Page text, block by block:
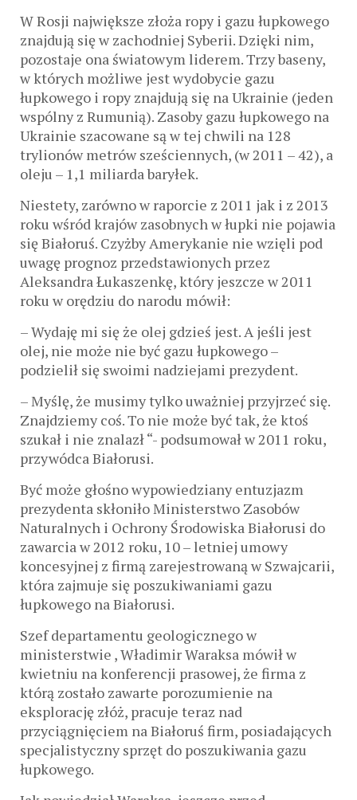
W Rosji największe złoża ropy i gazu łupkowego
znajdują się w zachodniej Syberii. Dzięki nim,
pozostaje ona światowym liderem. Trzy baseny,
w których możliwe jest wydobycie gazu
łupkowego i ropy znajdują się na Ukrainie (jeden
wspólny z Rumunią). Zasoby gazu łupkowego na
Ukrainie szacowane są w tej chwili na 128
trylionów metrów sześciennych, (w 2011 – 42), a
oleju – 1,1 miliarda baryłek.
Niestety, zarówno w raporcie z 2011 jak i z 2013
roku wśród krajów zasobnych w łupki nie pojawia
się Białoruś. Czyżby Amerykanie nie wzięli pod
uwagę prognoz przedstawionych przez
Aleksandra Łukaszenkę, który jeszcze w 2011
roku w orędziu do narodu mówił:
– Wydaję mi się że olej gdzieś jest. A jeśli jest
olej, nie może nie być gazu łupkowego –
podzielił się swoimi nadziejami prezydent.
– Myślę, że musimy tylko uważniej przyjrzeć się.
Znajdziemy coś. To nie może być tak, że ktoś
szukał i nie znalazł “- podsumował w 2011 roku,
przywódca Białorusi.
Być może głośno wypowiedziany entuzjazm
prezydenta skłoniło Ministerstwo Zasobów
Naturalnych i Ochrony Środowiska Białorusi do
zawarcia w 2012 roku, 10 – letniej umowy
koncesyjnej z firmą zarejestrowaną w Szwajcarii,
która zajmuje się poszukiwaniami gazu
łupkowego na Białorusi.
Szef departamentu geologicznego w
ministerstwie , Władimir Waraksa mówił w
kwietniu na konferencji prasowej, że firma z
którą zostało zawarte porozumienie na
eksplorację złóż, pracuje teraz nad
przyciągnięciem na Białoruś firm, posiadających
specjalistyczny sprzęt do poszukiwania gazu
łupkowego.